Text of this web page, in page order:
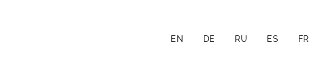
EN DE RU ES FR